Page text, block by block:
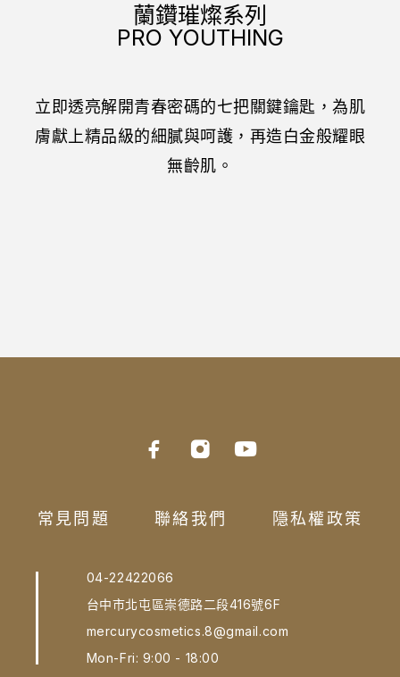
蘭鑽璀燦系列
PRO YOUTHING
立即透亮解開青春密碼的七把關鍵鑰匙，為肌
膚獻上精品級的細膩與呵護，再造白金般耀眼
無齡肌。
常見問題 聯絡我們 隱私權政策
04-22422066
台中市北屯區崇德路二段416號6F
mercurycosmetics.8@gmail.com
Mon-Fri: 9:00 - 18:00